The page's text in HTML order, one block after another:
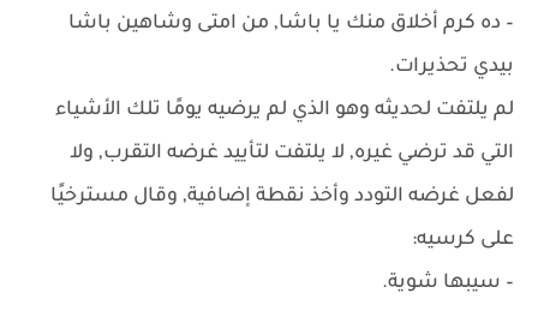
– ده كرم أخلاق منك يا باشا, من امتى وشاهين باشا
بيدي تحذيرات.
لم يلتفت لحديثه وهو الذي لم يرضيه يومًا تلك الأشياء
التي قد ترضي غيره, لا يلتفت لتأييد غرضه التقرب, ولا
لفعل غرضه التودد وأخذ نقطة إضافية, وقال مسترخيًا
على كرسيه:
– سيبها شوية.